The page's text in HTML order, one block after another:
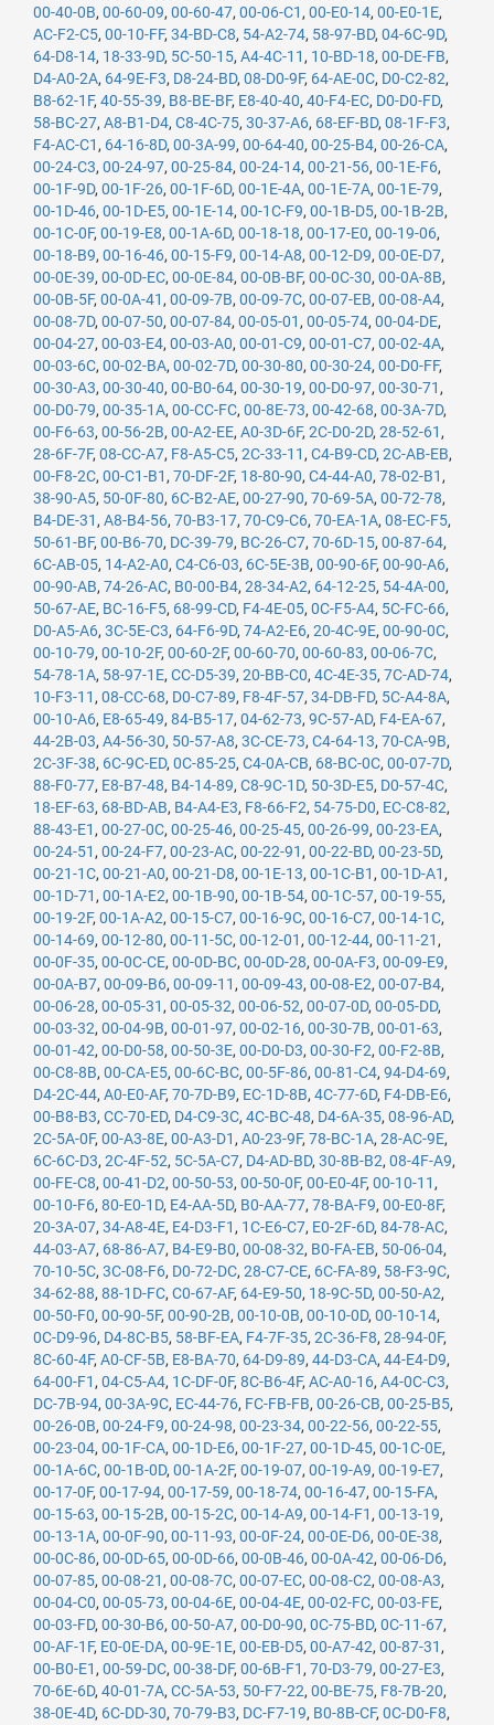
00-40-0B, 00-60-09, 00-60-47, 00-06-C1 , 00-E0-14, 00-E0-1E,
AC-F2-C5, 00-10-FF, 34-BD-C8, 54-A2-74, 58-97-BD, 04-6C-9D,
64-D8-14, 18-33-9D, 5C-50-15, A4-4C-11 , 10-BD-18, 00-DE-FB,
D4-A0-2A, 64-9E-F3, D8-24-BD, 08-D0-9F, 64-AE-0C, D0-C2-82,
B8-62-1F, 40-55-39, B8-BE-BF, E8-40-40, 40-F4-EC, D0-D0-FD,
58-BC-27, A8-B1-D4, C8-4C-75, 30-37-A6, 68-EF-BD, 08-1F-F3,
F4-AC-C1 , 64-16-8D, 00-3A-99, 00-64-40, 00-25-B4, 00-26-CA,
00-24-C3, 00-24-97, 00-25-84, 00-24-14, 00-21-56, 00-1E-F6,
00-1F-9D, 00-1F-26, 00-1F-6D, 00-1E-4A, 00-1E-7A, 00-1E-79,
00-1D-46, 00-1D-E5, 00-1E-14, 00-1C-F9, 00-1B-D5, 00-1B-2B,
00-1C-0F, 00-19-E8, 00-1A-6D, 00-18-18, 00-17-E0, 00-19-06,
00-18-B9, 00-16-46, 00-15-F9, 00-14-A8, 00-12-D9, 00-0E-D7,
00-0E-39, 00-0D-EC, 00-0E-84, 00-0B-BF, 00-0C-30, 00-0A-8B,
00-0B-5F, 00-0A-41 , 00-09-7B, 00-09-7C, 00-07-EB, 00-08-A4,
00-08-7D, 00-07-50, 00-07-84, 00-05-01 , 00-05-74, 00-04-DE,
00-04-27, 00-03-E4, 00-03-A0, 00-01-C9, 00-01-C7, 00-02-4A,
00-03-6C, 00-02-BA, 00-02-7D, 00-30-80, 00-30-24, 00-D0-FF,
00-30-A3, 00-30-40, 00-B0-64, 00-30-19, 00-D0-97, 00-30-71 ,
00-D0-79, 00-35-1A, 00-CC-FC, 00-8E-73, 00-42-68, 00-3A-7D,
00-F6-63, 00-56-2B, 00-A2-EE, A0-3D-6F, 2C-D0-2D, 28-52-61 ,
28-6F-7F, 08-CC-A7, F8-A5-C5, 2C-33-11 , C4-B9-CD, 2C-AB-EB,
00-F8-2C, 00-C1-B1 , 70-DF-2F, 18-80-90, C4-44-A0, 78-02-B1 ,
38-90-A5, 50-0F-80, 6C-B2-AE, 00-27-90, 70-69-5A, 00-72-78,
B4-DE-31 , A8-B4-56, 70-B3-17, 70-C9-C6, 70-EA-1A, 08-EC-F5,
50-61-BF, 00-B6-70, DC-39-79, BC-26-C7, 70-6D-15, 00-87-64,
6C-AB-05, 14-A2-A0, C4-C6-03, 6C-5E-3B, 00-90-6F, 00-90-A6,
00-90-AB, 74-26-AC, B0-00-B4, 28-34-A2, 64-12-25, 54-4A-00,
50-67-AE, BC-16-F5, 68-99-CD, F4-4E-05, 0C-F5-A4, 5C-FC-66,
D0-A5-A6, 3C-5E-C3, 64-F6-9D, 74-A2-E6, 20-4C-9E, 00-90-0C,
00-10-79, 00-10-2F, 00-60-2F, 00-60-70, 00-60-83, 00-06-7C,
54-78-1A, 58-97-1E, CC-D5-39, 20-BB-C0, 4C-4E-35, 7C-AD-74,
10-F3-11 , 08-CC-68, D0-C7-89, F8-4F-57, 34-DB-FD, 5C-A4-8A,
00-10-A6, E8-65-49, 84-B5-17, 04-62-73, 9C-57-AD, F4-EA-67,
44-2B-03, A4-56-30, 50-57-A8, 3C-CE-73, C4-64-13, 70-CA-9B,
2C-3F-38, 6C-9C-ED, 0C-85-25, C4-0A-CB, 68-BC-0C, 00-07-7D,
88-F0-77, E8-B7-48, B4-14-89, C8-9C-1D, 50-3D-E5, D0-57-4C,
18-EF-63, 68-BD-AB, B4-A4-E3, F8-66-F2, 54-75-D0, EC-C8-82,
88-43-E1 , 00-27-0C, 00-25-46, 00-25-45, 00-26-99, 00-23-EA,
00-24-51 , 00-24-F7, 00-23-AC, 00-22-91 , 00-22-BD, 00-23-5D,
00-21-1C, 00-21-A0, 00-21-D8, 00-1E-13, 00-1C-B1 , 00-1D-A1 ,
00-1D-71 , 00-1A-E2, 00-1B-90, 00-1B-54, 00-1C-57, 00-19-55,
00-19-2F, 00-1A-A2, 00-15-C7, 00-16-9C, 00-16-C7, 00-14-1C,
00-14-69, 00-12-80, 00-11-5C, 00-12-01 , 00-12-44, 00-11-21 ,
00-0F-35, 00-0C-CE, 00-0D-BC, 00-0D-28, 00-0A-F3, 00-09-E9,
00-0A-B7, 00-09-B6, 00-09-11 , 00-09-43, 00-08-E2, 00-07-B4,
00-06-28, 00-05-31 , 00-05-32, 00-06-52, 00-07-0D, 00-05-DD,
00-03-32, 00-04-9B, 00-01-97, 00-02-16, 00-30-7B, 00-01-63,
00-01-42, 00-D0-58, 00-50-3E, 00-D0-D3, 00-30-F2, 00-F2-8B,
00-C8-8B, 00-CA-E5, 00-6C-BC, 00-5F-86, 00-81-C4, 94-D4-69,
D4-2C-44, A0-E0-AF, 70-7D-B9, EC-1D-8B, 4C-77-6D, F4-DB-E6,
00-B8-B3, CC-70-ED, D4-C9-3C, 4C-BC-48, D4-6A-35, 08-96-AD,
2C-5A-0F, 00-A3-8E, 00-A3-D1 , A0-23-9F, 78-BC-1A, 28-AC-9E,
6C-6C-D3, 2C-4F-52, 5C-5A-C7, D4-AD-BD, 30-8B-B2, 08-4F-A9,
00-FE-C8, 00-41-D2, 00-50-53, 00-50-0F, 00-E0-4F, 00-10-11 ,
00-10-F6, 80-E0-1D, E4-AA-5D, B0-AA-77, 78-BA-F9, 00-E0-8F,
20-3A-07, 34-A8-4E, E4-D3-F1 , 1C-E6-C7, E0-2F-6D, 84-78-AC,
44-03-A7, 68-86-A7, B4-E9-B0, 00-08-32, B0-FA-EB, 50-06-04,
70-10-5C, 3C-08-F6, D0-72-DC, 28-C7-CE, 6C-FA-89, 58-F3-9C,
34-62-88, 88-1D-FC, C0-67-AF, 64-E9-50, 18-9C-5D, 00-50-A2,
00-50-F0, 00-90-5F, 00-90-2B, 00-10-0B, 00-10-0D, 00-10-14,
0C-D9-96, D4-8C-B5, 58-BF-EA, F4-7F-35, 2C-36-F8, 28-94-0F,
8C-60-4F, A0-CF-5B, E8-BA-70, 64-D9-89, 44-D3-CA, 44-E4-D9,
64-00-F1 , 04-C5-A4, 1C-DF-0F, 8C-B6-4F, AC-A0-16, A4-0C-C3,
DC-7B-94, 00-3A-9C, EC-44-76, FC-FB-FB, 00-26-CB, 00-25-B5,
00-26-0B, 00-24-F9, 00-24-98, 00-23-34, 00-22-56, 00-22-55,
00-23-04, 00-1F-CA, 00-1D-E6, 00-1F-27, 00-1D-45, 00-1C-0E,
00-1A-6C, 00-1B-0D, 00-1A-2F, 00-19-07, 00-19-A9, 00-19-E7,
00-17-0F, 00-17-94, 00-17-59, 00-18-74, 00-16-47, 00-15-FA,
00-15-63, 00-15-2B, 00-15-2C, 00-14-A9, 00-14-F1 , 00-13-19,
00-13-1A, 00-0F-90, 00-11-93, 00-0F-24, 00-0E-D6, 00-0E-38,
00-0C-86, 00-0D-65, 00-0D-66, 00-0B-46, 00-0A-42, 00-06-D6,
00-07-85, 00-08-21 , 00-08-7C, 00-07-EC, 00-08-C2, 00-08-A3,
00-04-C0, 00-05-73, 00-04-6E, 00-04-4E, 00-02-FC, 00-03-FE,
00-03-FD, 00-30-B6, 00-50-A7, 00-D0-90, 0C-75-BD, 0C-11-67,
00-AF-1F, E0-0E-DA, 00-9E-1E, 00-EB-D5, 00-A7-42, 00-87-31 ,
00-B0-E1 , 00-59-DC, 00-38-DF, 00-6B-F1 , 70-D3-79, 00-27-E3,
70-6E-6D, 40-01-7A, CC-5A-53, 50-F7-22, 00-BE-75, F8-7B-20,
38-0E-4D, 6C-DD-30, 70-79-B3, DC-F7-19, B0-8B-CF, 0C-D0-F8,